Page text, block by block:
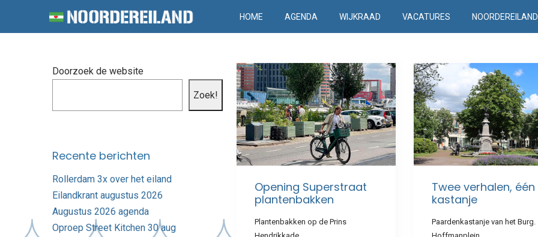
HOME AGENDA WIJKRAAD VACATURES NOORDEREILAND
Opening Superstraat
plantenbakken
Plantenbakken op de Prins
Twee verhalen, één
kastanje
Paardenkastanje van het Burg.
Doorzoek de website
Zoek!
Recente berichten
Rollerdam 3x over het eiland
Eilandkrant augustus 2026
Augustus 2026 agenda
Oproep Street Kitchen 30 aug